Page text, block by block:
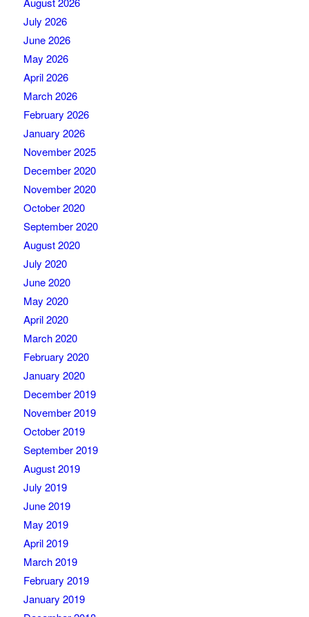
July 2026
June 2026
May 2026
April 2026
March 2026
February 2026
January 2026
November 2025
December 2020
November 2020
October 2020
September 2020
August 2020
July 2020
June 2020
May 2020
April 2020
March 2020
February 2020
January 2020
December 2019
November 2019
October 2019
September 2019
August 2019
July 2019
June 2019
May 2019
April 2019
March 2019
February 2019
January 2019